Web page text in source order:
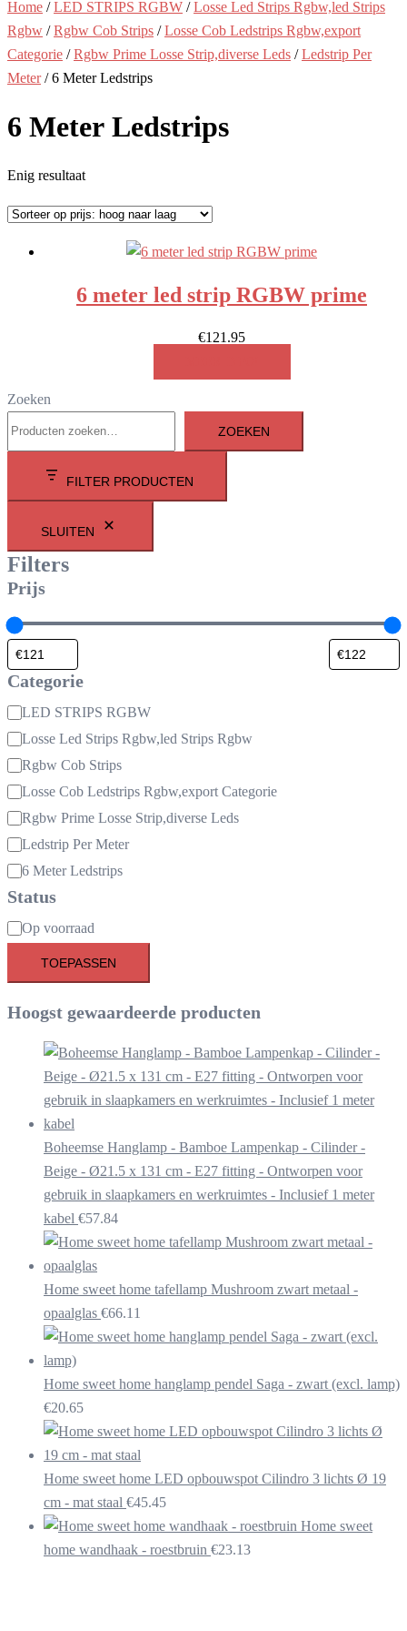
Home /LED STRIPS RGBW /Losse Led Strips Rgbw,led Strips
Rgbw /Rgbw Cob Strips /Losse Cob Ledstrips Rgbw,export
Categorie /Rgbw Prime Losse Strip,diverse Leds /Ledstrip Per
Meter/ 6 Meter Ledstrips
6 Meter Ledstrips
Enig resultaat
6 meter led strip RGBW prime
€121.95
Zoeken
ZOEKEN
FILTER PRODUCTEN
SLUITEN
Filters
Prijs
Categorie
Categorie
LED STRIPS RGBW
Losse Led Strips Rgbw,led Strips Rgbw
Rgbw Cob Strips
Losse Cob Ledstrips Rgbw,export Categorie
Rgbw Prime Losse Strip,diverse Leds
Ledstrip Per Meter
6 Meter Ledstrips
Status
Beschikbaarheid
Op voorraad
TOEPASSEN
Hoogst gewaardeerde producten
Boheemse Hanglamp - Bamboe Lampenkap - Cilinder -
Beige - Ø21.5 x 131 cm - E27 fitting - Ontworpen voor
gebruik in slaapkamers en werkruimtes - Inclusief 1 meter
kabel €57.84
Home sweet home tafellamp Mushroom zwart metaal -
opaalglas €66.11
Home sweet home hanglamp pendel Saga - zwart (excl. lamp)
€20.65
Home sweet home LED opbouwspot Cilindro 3 lichts Ø 19
cm - mat staal €45.45
Home sweet
home wandhaak - roestbruin €23.13